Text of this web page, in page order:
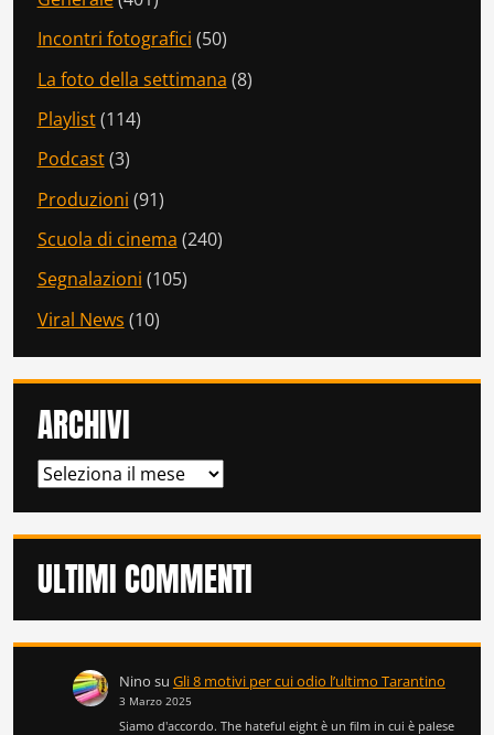
Incontri fotografici (50)
La foto della settimana (8)
Playlist(114)
Podcast(3)
Produzioni (91)
Scuola di cinema (240)
Segnalazioni (105)
Viral News (10)
ARCHIVI
ARCHIVI
ULTIMI COMMENTI
Nino su Gli 8 motivi per cui odio l’ultimo Tarantino
3 Marzo 2025
Siamo d'accordo. The hateful eight è un film in cui è palese